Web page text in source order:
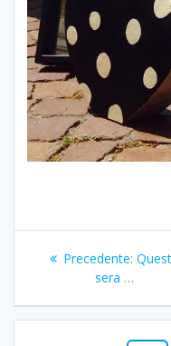
articoli
Precedente:
sera …